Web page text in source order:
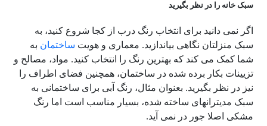
سبک خانه را در نظر بگیرید
اگر نمی دانید برای انتخاب رنگ درب از کجا شروع کنید، به
سبک منزلتان نگاهی بیاندازید. معماری و هویت ساختمان به
شما کمک می کند که بهترین رنگ را انتخاب کنید. مواد، مصالح و
تزیینات بکار برده شده در ساختمان، همچنین فضای اطراف را
نیز در نظر بگیرید. بعنوان مثال، رنگ آبی برای ساختمانی به
سبک مدیترانه­ای ساخته شده، بسیار مناسب است اما رنگ
مشکی اصلا جور در نمی آید.